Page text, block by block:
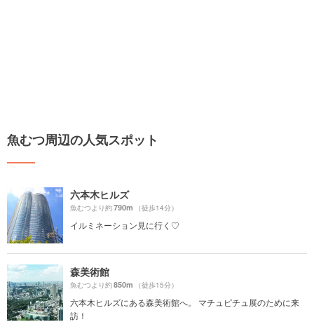
魚むつ周辺の人気スポット
六本木ヒルズ
魚むつより約790m （徒歩14分）
イルミネーション見に行く♡
森美術館
魚むつより約850m （徒歩15分）
六本木ヒルズにある森美術館へ。 マチュピチュ展のために来
訪！